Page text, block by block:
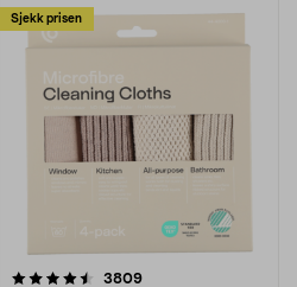
Sjekk prisen
3809anmeldelser
4.5av 5 stjerner